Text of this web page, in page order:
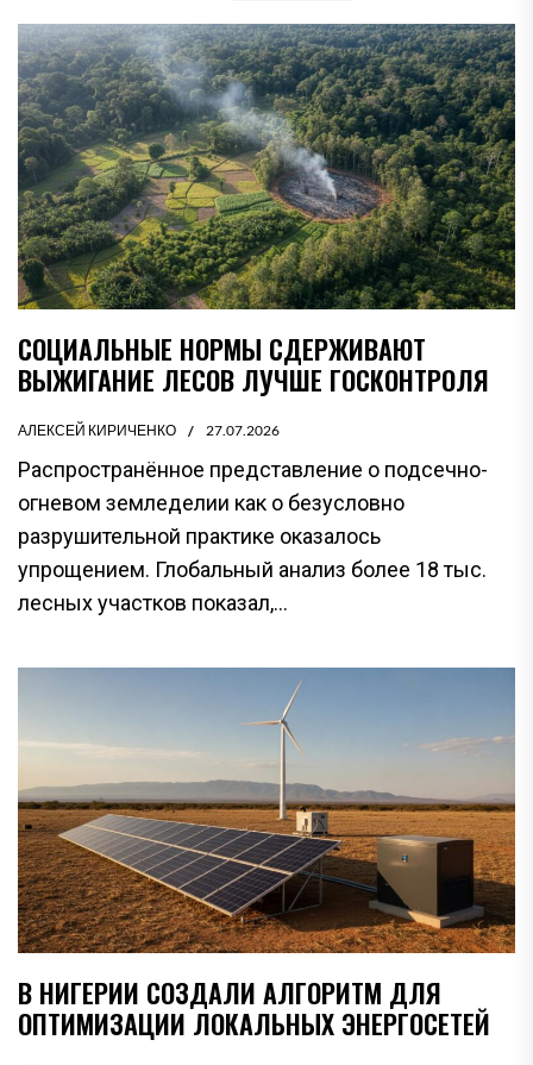
СОЦИАЛЬНЫЕ НОРМЫ СДЕРЖИВАЮТ
ВЫЖИГАНИЕ ЛЕСОВ ЛУЧШЕ ГОСКОНТРОЛЯ
АЛЕКСЕЙ КИРИЧЕНКО 27.07.2026
Распространённое представление о подсечно-
огневом земледелии как о безусловно
разрушительной практике оказалось
упрощением. Глобальный анализ более 18 тыс.
лесных участков показал,...
В НИГЕРИИ СОЗДАЛИ АЛГОРИТМ ДЛЯ
ОПТИМИЗАЦИИ ЛОКАЛЬНЫХ ЭНЕРГОСЕТЕЙ